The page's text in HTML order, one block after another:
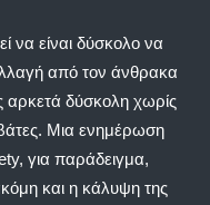
να είναι δύσκολο να
από τον άνθρακα
αρκετά δύσκολη χωρίς
Μια ενημέρωση
για παράδειγμα,
και η κάλυψη της